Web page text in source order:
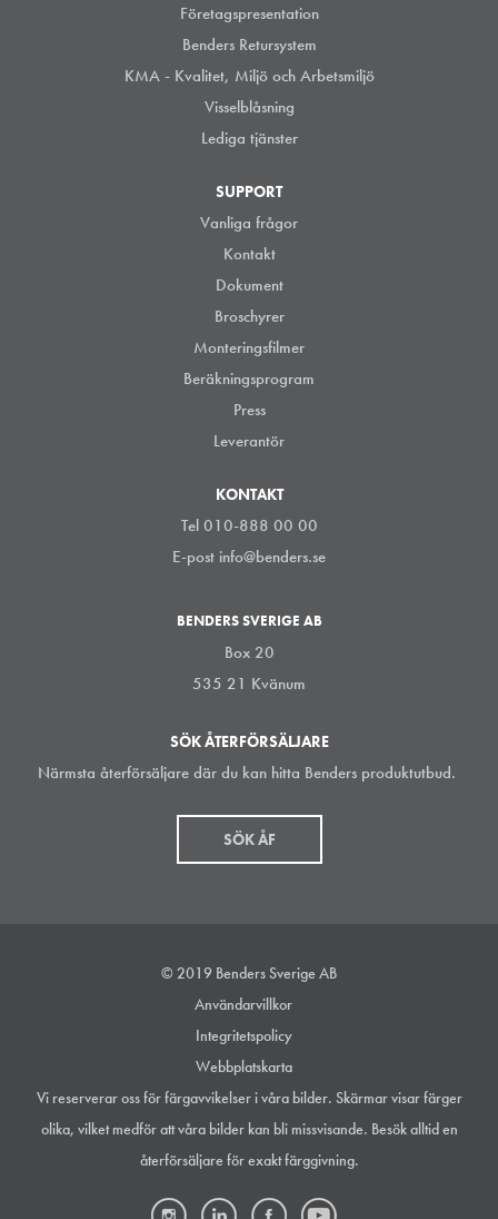
Företagspresentation
Benders Retursystem
KMA - Kvalitet, Miljö och Arbetsmiljö
Visselblåsning
Lediga tjänster
SUPPORT
Vanliga frågor
Kontakt
Dokument
Broschyrer
Monteringsfilmer
Beräkningsprogram
Press
Leverantör
KONTAKT
Tel 010-888 00 00
E-post info@benders.se
BENDERS SVERIGE AB
Box 20
535 21 Kvänum
SÖK ÅTERFÖRSÄLJARE
Närmsta återförsäljare där du kan hitta Benders produktutbud.
SÖK ÅF
© 2019 Benders Sverige AB
Användarvillkor
Integritetspolicy
Webbplatskarta
Vi reserverar oss för färgavvikelser i våra bilder. Skärmar visar färger
olika, vilket medför att våra bilder kan bli missvisande. Besök alltid en
återförsäljare för exakt färggivning.